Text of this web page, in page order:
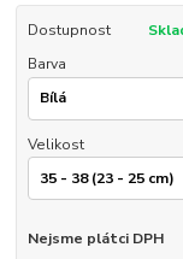
Dostupnost
Barva
Velikost
Nejsme plátci DPH